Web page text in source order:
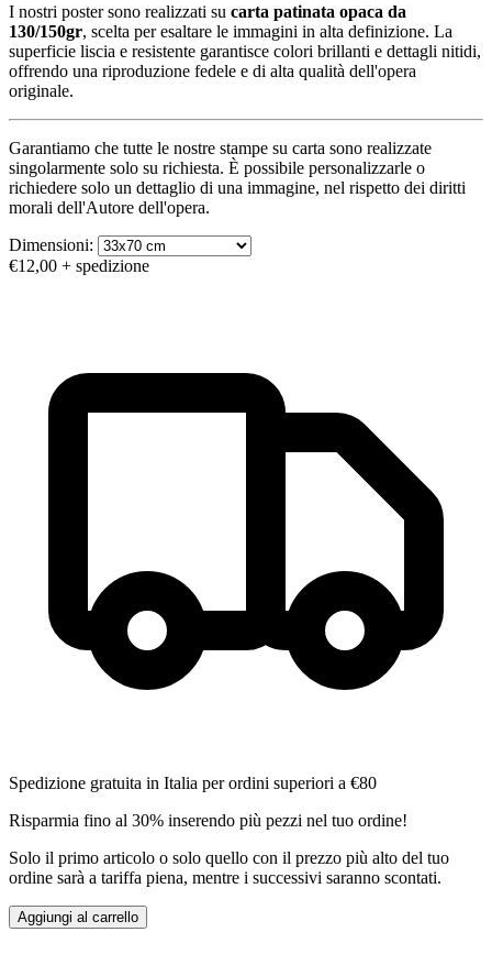
I nostri poster sono realizzati su carta patinata opaca da
130/150gr, scelta per esaltare le immagini in alta definizione. La
superficie liscia e resistente garantisce colori brillanti e dettagli nitidi,
offrendo una riproduzione fedele e di alta qualità dell'opera
originale.
Garantiamo che tutte le nostre stampe su carta sono realizzate
singolarmente solo su richiesta. È possibile personalizzarle o
richiedere solo un dettaglio di una immagine, nel rispetto dei diritti
morali dell'Autore dell'opera.
Dimensioni:
€12,00 + spedizione
Spedizione gratuita in Italia per ordini superiori a €80
Risparmia fino al 30% inserendo più pezzi nel tuo ordine!
Solo il primo articolo o solo quello con il prezzo più alto del tuo
ordine sarà a tariffa piena, mentre i successivi saranno scontati.
Aggiungi al carrello